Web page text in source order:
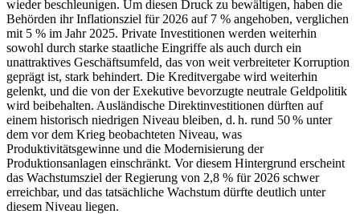
wieder beschleunigen. Um diesen Druck zu bewältigen, haben die
Behörden ihr Inflationsziel für 2026 auf 7 % angehoben, verglichen
mit 5 % im Jahr 2025. Private Investitionen werden weiterhin
sowohl durch starke staatliche Eingriffe als auch durch ein
unattraktives Geschäftsumfeld, das von weit verbreiteter Korruption
geprägt ist, stark behindert. Die Kreditvergabe wird weiterhin
gelenkt, und die von der Exekutive bevorzugte neutrale Geldpolitik
wird beibehalten. Ausländische Direktinvestitionen dürften auf
einem historisch niedrigen Niveau bleiben, d. h. rund 50 % unter
dem vor dem Krieg beobachteten Niveau, was
Produktivitätsgewinne und die Modernisierung der
Produktionsanlagen einschränkt. Vor diesem Hintergrund erscheint
das Wachstumsziel der Regierung von 2,8 % für 2026 schwer
erreichbar, und das tatsächliche Wachstum dürfte deutlich unter
diesem Niveau liegen.